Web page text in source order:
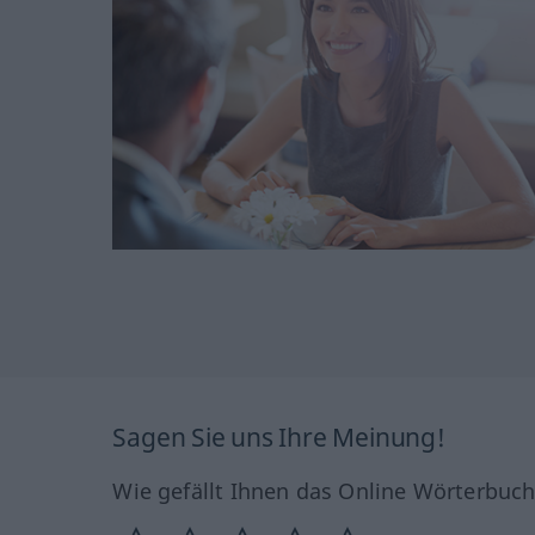
Sagen Sie uns Ihre Meinung!
Wie gefällt Ihnen das Online